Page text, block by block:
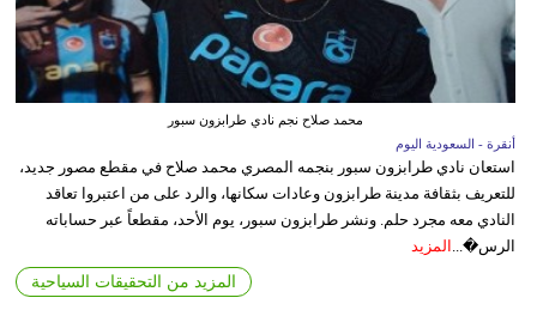
محمد صلاح نجم نادي طرابزون سبور
أنقرة - السعودية اليوم
استعان نادي طرابزون سبور بنجمه المصري محمد صلاح في مقطع مصور جديد،
للتعريف بثقافة مدينة طرابزون وعادات سكانها، والرد على من اعتبروا تعاقد
النادي معه مجرد حلم. ونشر طرابزون سبور، يوم الأحد، مقطعاً عبر حساباته
الرس�...
المزيد
المزيد من التحقيقات السياحية